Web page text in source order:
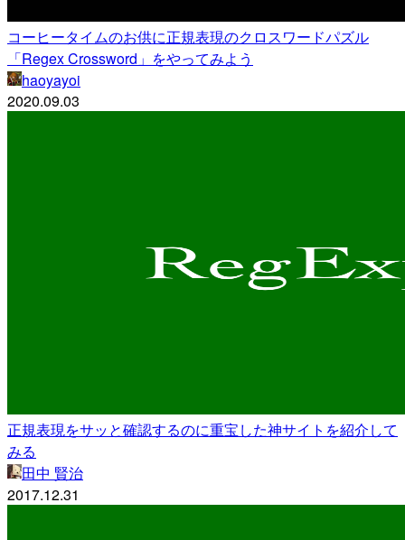
コーヒータイムのお供に正規表現のクロスワードパズル
「Regex Crossword」をやってみよう
haoyayoi
2020.09.03
正規表現をサッと確認するのに重宝した神サイトを紹介して
みる
田中 賢治
2017.12.31